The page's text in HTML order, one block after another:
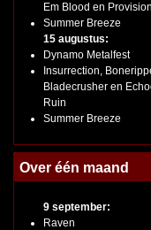
Em Blood en
Summer Breeze
15 augustus:
Dynamo Metalfest
Insurrection,
Bladecrusher en
Ruin
Summer Breeze
Over één maand
9 september:
Raven